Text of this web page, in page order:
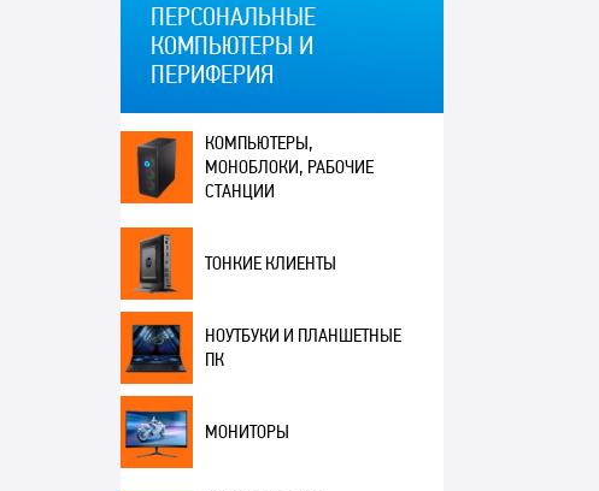
ПЕРСОНАЛЬНЫЕ
КОМПЬЮТЕРЫ И
ПЕРИФЕРИЯ
КОМПЬЮТЕРЫ,
МОНОБЛОКИ, РАБОЧИЕ
СТАНЦИИ
ТОНКИЕ КЛИЕНТЫ
НОУТБУКИ И ПЛАНШЕТНЫЕ
ПК
МОНИТОРЫ